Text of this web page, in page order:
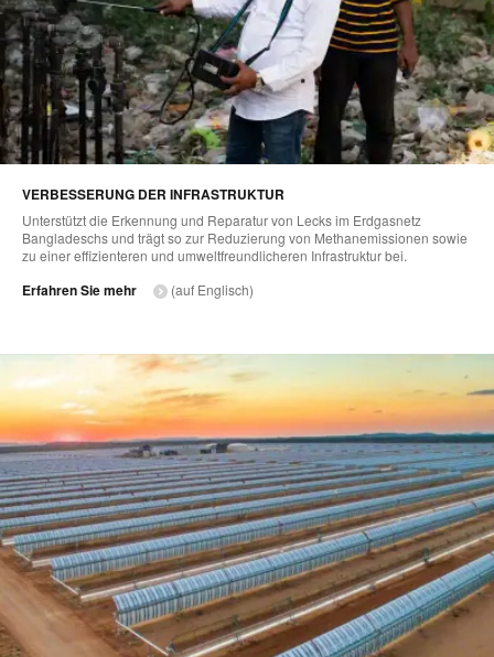
VERBESSERUNG DER INFRASTRUKTUR
Unterstützt die Erkennung und Reparatur von Lecks im Erdgasnetz
Bangladeschs und trägt so zur Reduzierung von Methanemissionen sowie
zu einer effizienteren und umweltfreundlicheren Infrastruktur bei.
Erfahren Sie mehr (auf Englisch)